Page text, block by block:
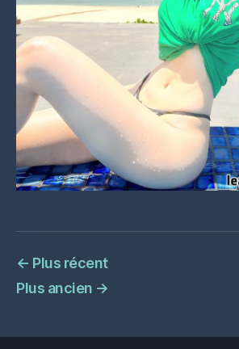
← Plus récent
Plus ancien →